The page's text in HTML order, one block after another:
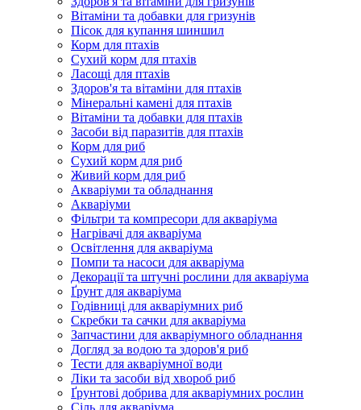
Вітаміни та добавки для гризунів
Пісок для купання шиншил
Корм для птахів
Сухий корм для птахів
Ласощі для птахів
Здоров'я та вітаміни для птахів
Мінеральні камені для птахів
Вітаміни та добавки для птахів
Засоби від паразитів для птахів
Корм для риб
Сухий корм для риб
Живий корм для риб
Акваріуми та обладнання
Акваріуми
Фільтри та компресори для акваріума
Нагрівачі для акваріума
Освітлення для акваріума
Помпи та насоси для акваріума
Декорації та штучні рослини для акваріума
Ґрунт для акваріума
Годівниці для акваріумних риб
Скребки та сачки для акваріума
Запчастини для акваріумного обладнання
Догляд за водою та здоров'я риб
Тести для акваріумної води
Ліки та засоби від хвороб риб
Ґрунтові добрива для акваріумних рослин
Сіль для акваріума